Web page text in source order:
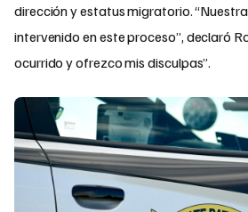
dirección y estatus migratorio.
intervenido en este proceso”, declaró
ocurrido y ofrezco mis disculpas”.